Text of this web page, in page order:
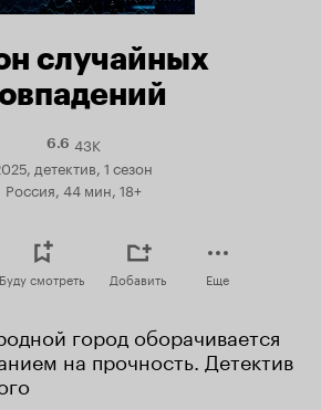
случайных
6.6Рейтинг
Кинопоиска
43K
детектив, 1 сезон
Россия, 44 мин, 18+
Буду смотреть Добавить Еще
город оборачивается
на прочность. Детектив